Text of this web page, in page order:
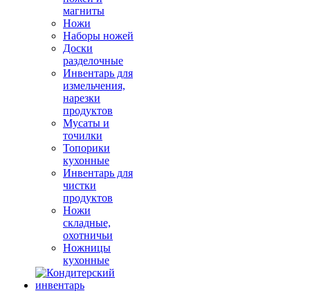
магниты
Ножи
Наборы ножей
Доски
разделочные
Инвентарь для
измельчения,
нарезки
продуктов
Мусаты и
точилки
Топорики
кухонные
Инвентарь для
чистки
продуктов
Ножи
складные,
охотничьи
Ножницы
кухонные